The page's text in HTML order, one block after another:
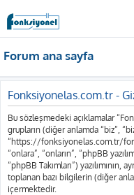
Forum ana sayfa
Fonksiyonelas.com.tr -
Bu sözleşmedeki açıklamalar
grupların (diğer anlamda “biz”,
“https://fonksiyonelas.com.tr/
“onlara”, “onların”, “phpBB
“phpBB Takımları”) yazılımının,
toplanan bazı bilgilerin (diğer
içermektedir.